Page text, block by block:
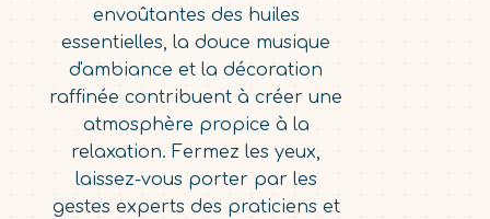
envoûtantes des huiles
essentielles, la douce musique
d'ambiance et la décoration
raffinée contribuent à créer une
atmosphère propice à la
relaxation. Fermez les yeux,
laissez-vous porter par les
gestes experts des praticiens et